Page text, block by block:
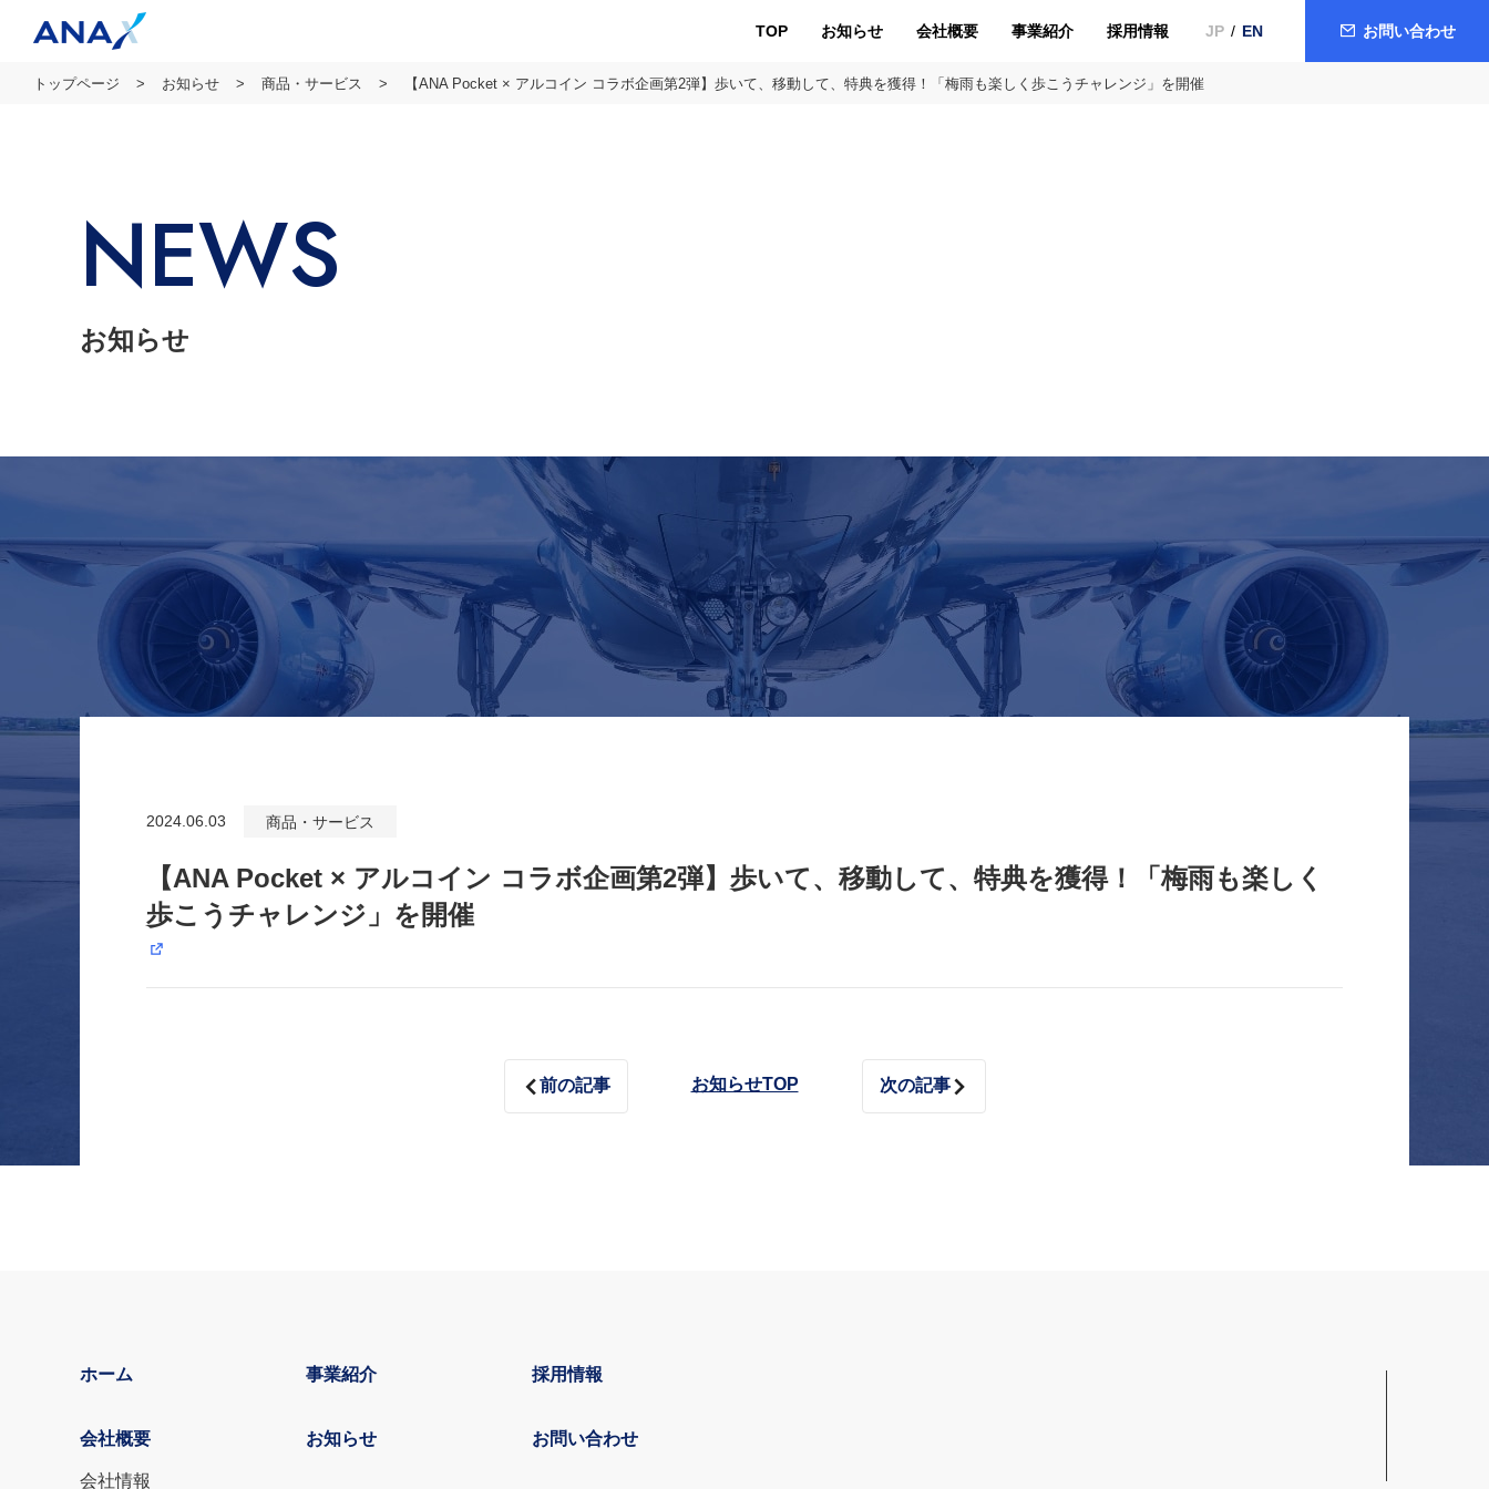
TOP お知らせ 会社概要 事業紹介 採用情報 JP EN お問い合わせ
トップページ お知らせ 商品・サービス 【ANA Pocket × アルコイン コラボ企画第2弾】歩いて、移動して、特典を獲得！「梅雨も楽しく歩こうチャレンジ」を開催
NEWS
お知らせ
2024.06.03 商品・サービス
【ANA Pocket × アルコイン コラボ企画第2弾】歩いて、移動して、特典を獲得！「梅雨も楽しく
歩こうチャレンジ」を開催
前の記事 お知らせTOP 次の記事
ホーム
会社概要
会社情報
事業紹介
お知らせ
採用情報
お問い合わせ